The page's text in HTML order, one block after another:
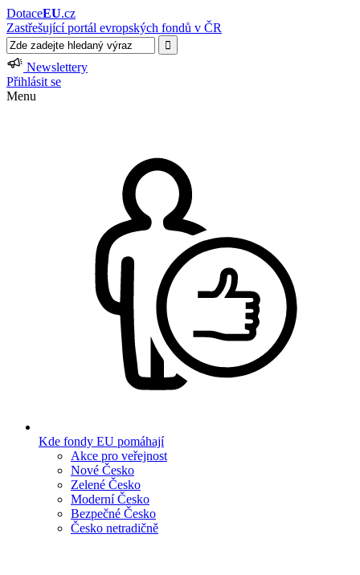
DotaceEU.cz
Zastřešující portál evropských fondů v ČR
Newslettery
Přihlásit se
Menu
Kde fondy EU pomáhají
Akce pro veřejnost
Nové Česko
Zelené Česko
Moderní Česko
Bezpečné Česko
Česko netradičně